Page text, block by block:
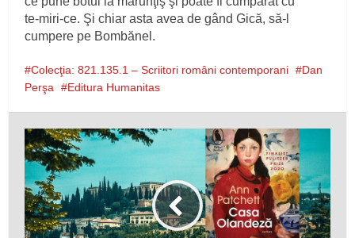
te‑miri‑ce. Şi chiar asta avea de gând Gică, să‑l
cumpere pe Bombănel.
Colecţia: 821.135.1 – Scriitori români contemporani
Dan
Perşa
Editura Humanitas